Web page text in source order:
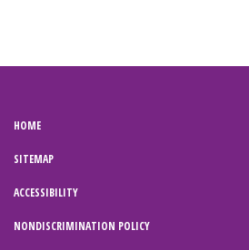
HOME
SITEMAP
ACCESSIBILITY
NONDISCRIMINATION POLICY